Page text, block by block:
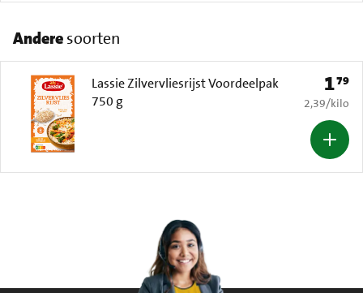
Anderesoorten
Lassie Zilvervliesrijst Voordeelpak
750 g
Prijs:
179
€ 2,39 per
2,39/kilo